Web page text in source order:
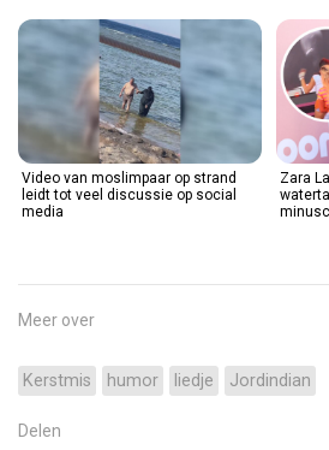
Video van moslimpaar op strand
leidt tot veel discussie op social
media
Zara
Meer over
Kerstmis humor liedje Jordindian
Delen